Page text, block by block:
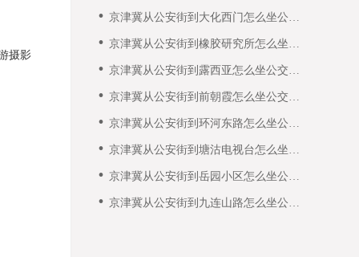
摄影
京津冀从公安街到大化西门怎么坐公交
京津冀从公安街到橡胶研究所怎么坐公
京津冀从公安街到露西亚怎么坐公交
京津冀从公安街到前朝霞怎么坐公交
京津冀从公安街到环河东路怎么坐公交
京津冀从公安街到塘沽电视台怎么坐公
京津冀从公安街到岳园小区怎么坐公交
京津冀从公安街到九连山路怎么坐公交